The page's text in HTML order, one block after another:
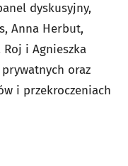
dyskusyjny,
Anna Herbut,
i Agnieszka
oraz
i przekroczeniach